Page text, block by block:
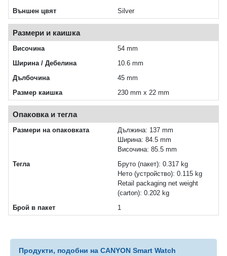
Външен цвят
Silver
Размери и каишка
Височина
54 mm
Ширина / Дебелина
10.6 mm
Дълбочина
45 mm
Размер каишка
230 mm x 22 mm
Опаковка и тегла
Размери на опаковката
Дължина: 137 mm
Ширина: 84.5 mm
Височина: 85.5 mm
Тегла
Бруто (пакет): 0.317 kg
Нетo (устройство): 0.115 kg
Retail packaging net weight
(carton): 0.202 kg
Брой в пакет
1
Продукти, подобни на CANYON Smart Watch